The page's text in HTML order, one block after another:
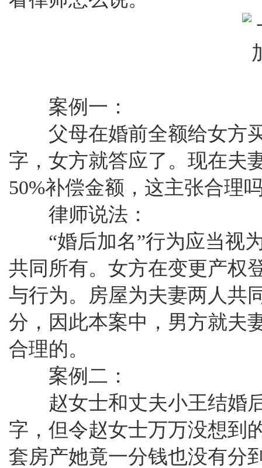
案例一：
父母在婚前全额给女方买
字，女方就答应了。现在夫
50%补偿金额，这主张合理
律师说法：
“婚后加名”行为应当视为
共同所有。女方在变更产权
与行为。房屋为夫妻两人共
分，因此本案中，男方就夫
合理的。
案例二：
赵女士和丈夫小王结婚后
字，但令赵女士万万没想到
套房产她竟一分钱也没有分